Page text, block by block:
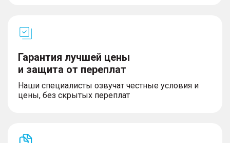
Гарантия лучшей цены
и защита от переплат
Наши специалисты озвучат честные условия и
цены, без скрытых переплат